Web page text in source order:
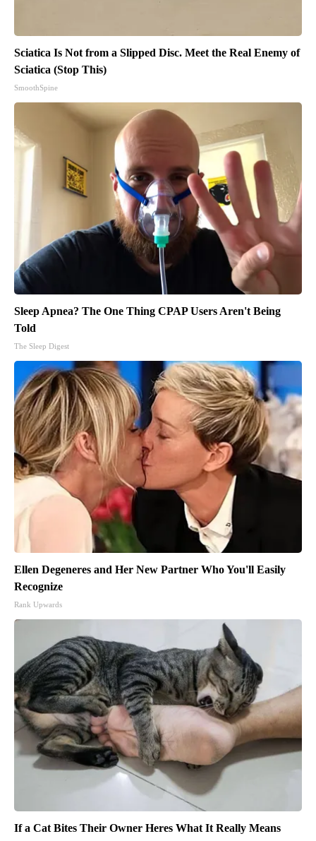
Sciatica Is Not from a Slipped Disc. Meet the Real Enemy of
Sciatica (Stop This)
SmoothSpine
Sleep Apnea? The One Thing CPAP Users Aren't Being
Told
The Sleep Digest
Ellen Degeneres and Her New Partner Who You'll Easily
Recognize
Rank Upwards
If a Cat Bites Their Owner Heres What It Really Means